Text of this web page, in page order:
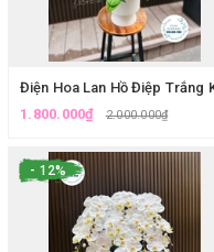
1.800.000₫
2.000.000₫
- 12%